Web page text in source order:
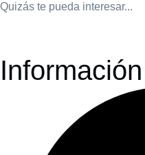
Quizás te pueda interesar...
Información